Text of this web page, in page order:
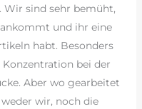
Wir sind sehr bemüht,
und ihr eine
habt. Besonders
bei der
Aber wo gearbeitet
wir, noch die